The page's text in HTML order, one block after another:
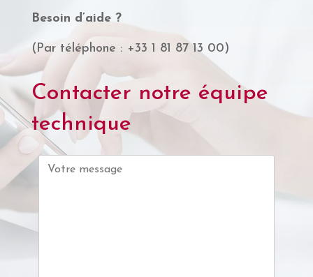
Besoin d’aide ?
(Par téléphone : +33 1 81 87 13 00)
Contacter notre équipe
technique